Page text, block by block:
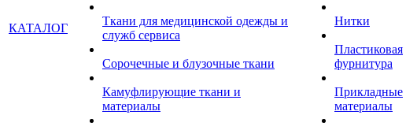
КАТАЛОГ
Ткани для медицинской одежды и
служб сервиса
Сорочечные и блузочные ткани
Камуфлирующие ткани и
материалы
Нитки
Пластиковая
фурнитура
Прикладные
материалы